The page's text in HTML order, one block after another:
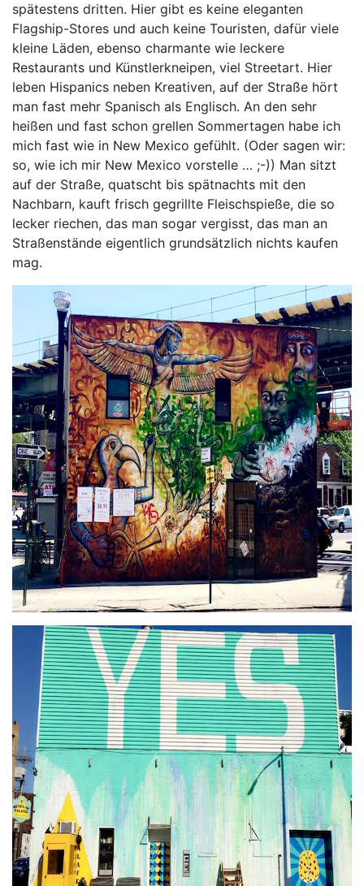
spätestens dritten. Hier gibt es keine eleganten
Flagship-Stores und auch keine Touristen, dafür viele
kleine Läden, ebenso charmante wie leckere
Restaurants und Künstlerkneipen, viel Streetart. Hier
leben Hispanics neben Kreativen, auf der Straße hört
man fast mehr Spanisch als Englisch. An den sehr
heißen und fast schon grellen Sommertagen habe ich
mich fast wie in New Mexico gefühlt. (Oder sagen wir:
so, wie ich mir New Mexico vorstelle … ;-)) Man sitzt
auf der Straße, quatscht bis spätnachts mit den
Nachbarn, kauft frisch gegrillte Fleischspieße, die so
lecker riechen, das man sogar vergisst, das man an
Straßenstände eigentlich grundsätzlich nichts kaufen
mag.